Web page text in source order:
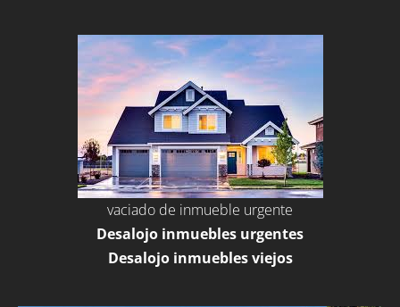
vaciado de inmueble urgente
Desalojo inmuebles urgentes
Desalojo inmuebles viejos